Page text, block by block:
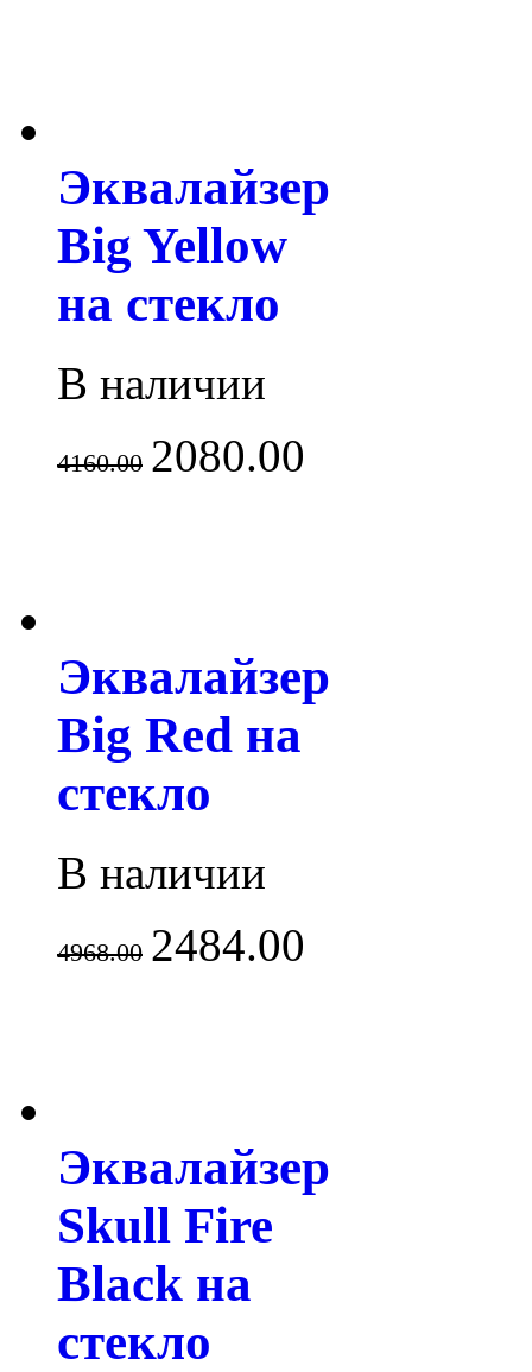
Эквалайзер
Big Yellow
на стекло
В наличии
4160.00 2080.00
Эквалайзер
Big Red на
стекло
В наличии
4968.00 2484.00
Эквалайзер
Skull Fire
Black на
стекло